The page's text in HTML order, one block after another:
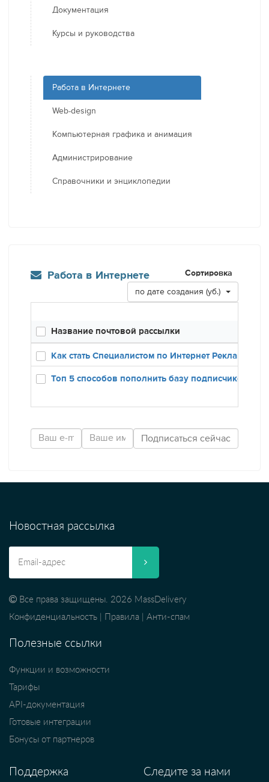
Документация
Курсы и руководства
Работа в Интернете
Web-design
Компьютерная графика и анимация
Администрирование
Справочники и энциклопедии
Работа в Интернете Сортировка
по дате создания (уб.)
Название почтовой рассылки
Как стать Специалистом по Интернет Рекламе
Топ 5 способов пополнить базу подписчиков
Новостная рассылка
Все права защищены. 2026 MassDelivery
Конфиденциальность
Правила Анти-спам
Полезные ссылки
Функции и возможности
Тарифы
API-документация
Готовые интеграции
Бонусы от партнеров
Поддержка Следите за нами